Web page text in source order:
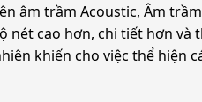
âm trầm Acoustic, Âm
nét cao hơn, chi tiết hơn
khiến cho việc thể hiện